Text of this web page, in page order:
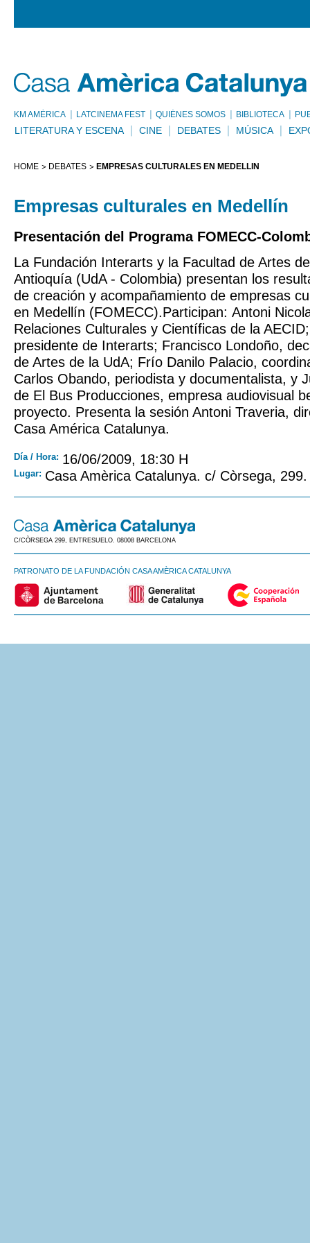
KM AMÈRICA LATCINEMA FEST QUIÉNES SOMOS BIBLIOTECA
LITERATURA Y ESCENA CINE DEBATES MÚSICA
HOME DEBATES EMPRESAS CULTURALES EN MEDELLÍN
Empresas culturales en Medellín
Presentación del Programa FOMECC-
La Fundación Interarts y la Facultad de Artes
Antioquía (UdA - Colombia) presentan los
de creación y acompañamiento de empresas
en Medellín (FOMECC).Participan: Antoni
Relaciones Culturales y Científicas de la
presidente de Interarts; Francisco Londoño,
de Artes de la UdA; Frío Danilo Palacio,
Carlos Obando, periodista y documentalista, y
de El Bus Producciones, empresa audiovisual
proyecto. Presenta la sesión Antoni Traveria,
Casa América Catalunya.
Día / Hora: 16/06/2009, 18:30 H
Lugar: Casa Amèrica Catalunya. c/ Còrsega,
C/CÒRSEGA 299, ENTRESUELO. 08008 BARCELONA
PATRONATO DE LA FUNDACIÓN CASA AMÈRICA CATALUNYA